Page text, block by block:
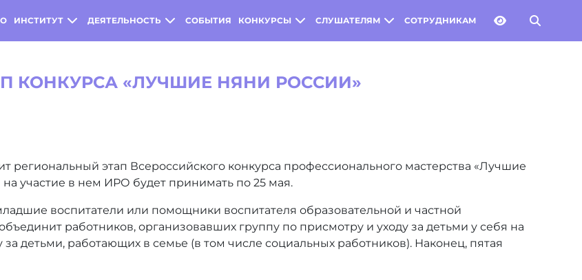
ИНСТИТУТ ДЕЯТЕЛЬНОСТЬ СОБЫТИЯ КОНКУРСЫ СЛУШАТЕЛЯМ СОТРУДНИКАМ
КОНКУРСА «ЛУЧШИЕ НЯНИ РОССИИ»
этап Всероссийского конкурса профессионального мастерства «Лучшие
участие в нем ИРО будет принимать по 25 мая.
воспитатели или помощники воспитателя образовательной и частной
работников, организовавших группу по присмотру и уходу за детьми у себя на
детьми, работающих в семье (в том числе социальных работников). Наконец, пятая